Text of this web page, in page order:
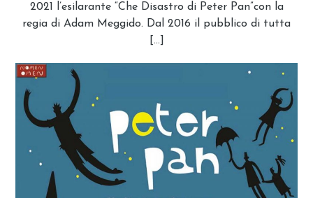
2021 l’esilarante “Che Disastro di Peter Pan”con la
regia di Adam Meggido. Dal 2016 il pubblico di tutta
[…]